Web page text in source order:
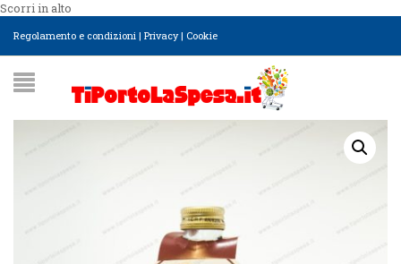
Scorri in alto
Regolamento e condizioni | Privacy| Cookie